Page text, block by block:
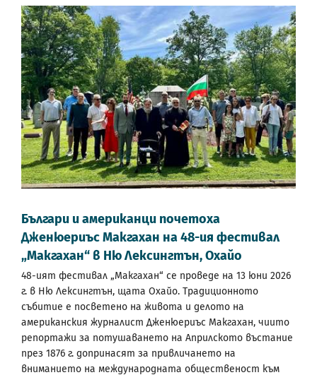
Българи и американци почетоха
Дженюериъс Макгахан на 48-ия фестивал
„Макгахан“ в Ню Лексингтън, Охайо
48-ият фестивал „Макгахан“ се проведе на 13 юни 2026
г. в Ню Лексингтън, щата Охайо. Традиционното
събитие е посветено на живота и делото на
американския журналист Дженюериъс Макгахан, чиито
репортажи за потушаването на Априлското въстание
през 1876 г. допринасят за привличането на
вниманието на международната общественост към